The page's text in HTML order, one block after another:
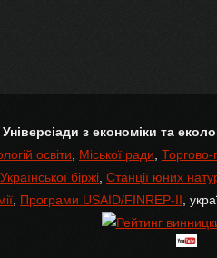
Універсіади з економіки та
освіти Міської ради
Української біржі Станції юних
Програми USAID/FINREP-II ,